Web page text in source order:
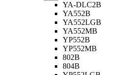
YA-DLC2B
YA552B
YA552LGB
YA552MB
YP552B
YP552MB
802B
804B